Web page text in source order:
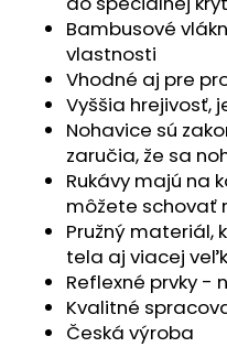
Bambusové
vlastnosti
Vhodné aj pre
Vyššia hrejivosť,
Nohavice sú
zaručia, že sa
Rukávy majú na
môžete schovať
Pružný materiál,
tela aj viacej
Reflexné prvky -
Kvalitné
Česká výroba
PONOŽKY
ANGEL
OUTLAST®
TM.
ŠEDÁ/
ČIERNA
€3,74